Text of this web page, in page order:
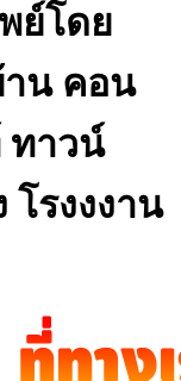
ย์โดย
าน คอน
ทาวน์
โรงงงาน